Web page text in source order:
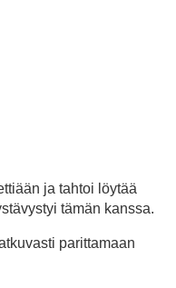
ja tahtoi löytää
tämän kanssa.
parittamaan